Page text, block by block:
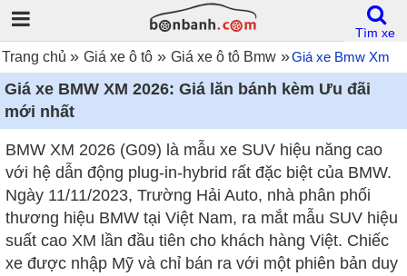
Tìm xe
Trang chủ » Giá xe ô tô » Giá xe ô tô Bmw »Giá xe Bmw Xm
Giá xe BMW XM 2026: Giá lăn bánh kèm Ưu đãi
mới nhất
BMW XM 2026 (G09) là mẫu xe SUV hiệu năng cao
với hệ dẫn động plug-in-hybrid rất đặc biệt của BMW.
Ngày 11/11/2023, Trường Hải Auto, nhà phân phối
thương hiệu BMW tại Việt Nam, ra mắt mẫu SUV hiệu
suất cao XM lần đầu tiên cho khách hàng Việt. Chiếc
xe được nhập Mỹ và chỉ bán ra với một phiên bản duy